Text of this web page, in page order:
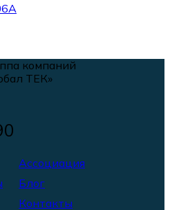
компаний
ТЕК»
Ассоциация
Блог
Контакты